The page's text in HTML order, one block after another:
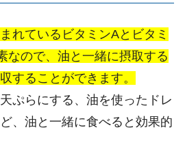
れているビタミンAとビタミ
なので、油と一緒に摂取する
することができます。
ぷらにする、油を使ったドレ
、油と一緒に食べると効果的